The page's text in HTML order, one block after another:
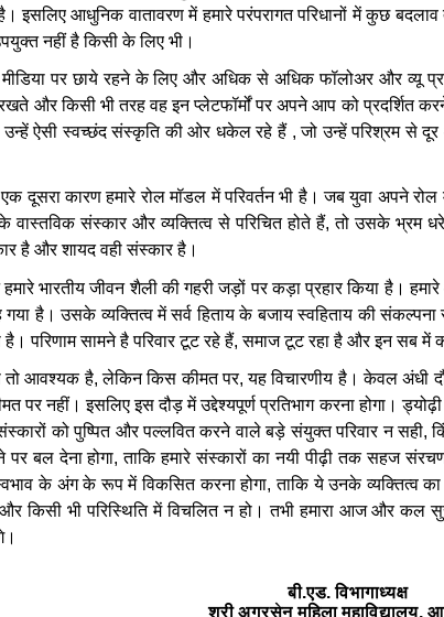
इसलिए आधुनिक वातावरण में हमारे परंपरागत परिधानों में कुछ बदलाव
नहीं है किसी के लिए भी।
मीडिया पर छाये रहने के लिए और अधिक से अधिक फॉलोअर और व्यू
और किसी भी तरह वह इन प्लेटफॉर्मों पर अपने आप को प्रदर्शित
उन्हें ऐसी स्वच्छंद संस्कृति की ओर धकेल रहे हैं ,जो उन्हें परिश्रम से दूर
एक दूसरा कारण हमारे रोल मॉडल में परिवर्तन भी है। जब युवा अपने रोल
वास्तविक संस्कार और व्यक्तित्व से परिचित होते हैं,तो उसके भ्रम धरे
है और शायद वही संस्कार है।
हमारे भारतीय जीवन शैली की गहरी जड़ों पर कड़ा प्रहार किया है। हमारे
गया है। उसके व्यक्तित्व में सर्व हिताय के बजाय स्वहिताय की संकल्पना
है। परिणाम सामने है परिवार टूट रहे हैं,समाज टूट रहा है और इन सब में
तो आवश्यक है,लेकिन किस कीमत पर,यह विचारणीय है। केवल अंधी
पर नहीं। इसलिए इस दौड़ में उद्देश्यपूर्ण प्रतिभाग करना होगा। ड्योढ़ी
को पुष्पित और पल्लवित करने वाले बड़े संयुक्त परिवार न सही,
पर बल देना होगा,ताकि हमारे संस्कारों का नयी पीढ़ी तक सहज
के अंग के रूप में विकसित करना होगा,ताकि ये उनके व्यक्तित्व का
और किसी भी परिस्थिति में विचलित न हो। तभी हमारा आज और कल
बी.एड.विभागाध्यक्ष
श्री अग्रसेन महिला महाविद्यालय,